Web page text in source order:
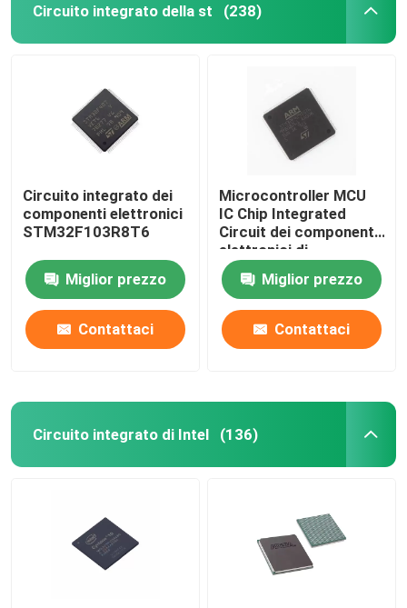
Circuito integrato della st (238)
Circuito integrato dei
componenti elettronici
STM32F103R8T6
Miglior prezzo
Contattaci
Microcontroller MCU
IC Chip Integrated
Circuit dei componenti
elettronici di
STM32F429IGT6
LQFP-176Miglior prezzo
Contattaci
Circuito integrato di Intel (136)